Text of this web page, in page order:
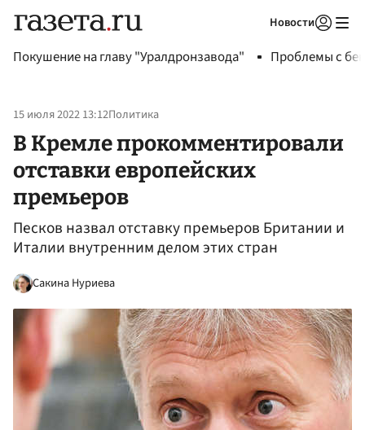
Новости
Покушение на главу "Уралдронзавода" Проблемы с
15 июля 2022 13:12Политика
В Кремле прокомментировали
отставки европейских
премьеров
Песков назвал отставку премьеров Британии и
Италии внутренним делом этих стран
Сакина Нуриева